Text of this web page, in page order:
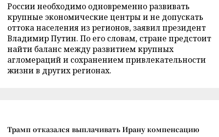
России необходимо одновременно развивать
крупные экономические центры и не допускать
оттока населения из регионов, заявил президент
Владимир Путин. По его словам, стране предстоит
найти баланс между развитием крупных
агломераций и сохранением привлекательности
жизни в других регионах.
Трамп отказался выплачивать Ирану компенсацию